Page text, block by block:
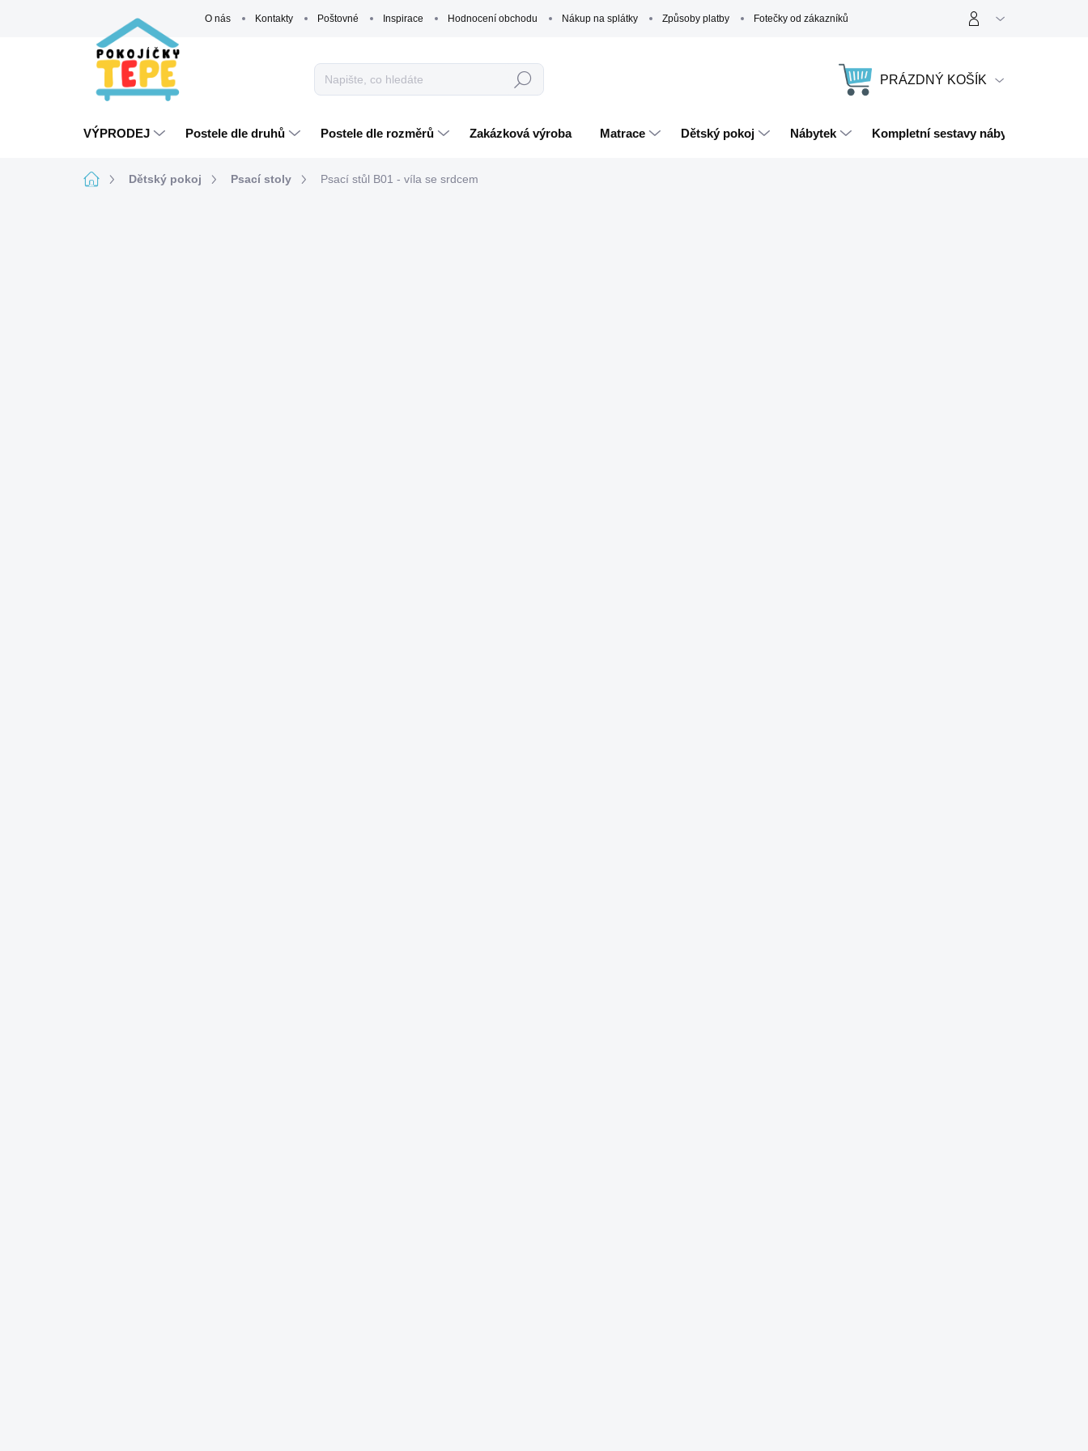
O nás Kontakty Poštovné Inspirace Hodnocení obchodu Nákup na splátky Způsoby platby Fotečky od zákazníků
Hledat
NÁKUPNÍ
PRÁZDNÝ KOŠÍK
VÝPRODEJ Postele dle druhů Postele dle rozměrů Zakázková výroba Matrace Dětský pokoj Nábytek Kompletní sestavy nábytku
DomůDětský pokoj Psací stoly Psací stůl B01 - víla se srdcem